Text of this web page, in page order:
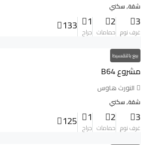
شقة, سكني
3
غرف نوم
2
حمامات
1
جراح 133
بيع بالتقسيط
مشروع B64
النورث هاوس
شقة, سكني
3
غرف نوم
2
حمامات
1
جراح 125